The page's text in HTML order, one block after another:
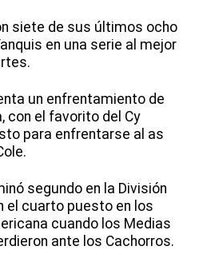
siete de sus últimos ocho
en una serie al mejor
un enfrentamiento de
con el favorito del Cy
para enfrentarse al as
segundo en la División
el cuarto puesto en los
cuando los Medias
ante los Cachorros.